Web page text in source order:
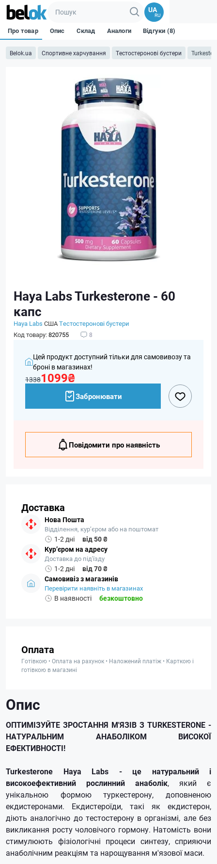
UA
RU
Belok.ua Спортивне харчування Тестостеронові бустери
Про товар Опис Склад Аналоги Відгуки (8)
Haya Labs Turkesterone - 60
капс
Haya Labs СШАТестостеронові бустери
Код товару:820755 8
Цей продукт доступний тільки для самовивозу та
броні в магазинах!
13381099₴
Забронювати
Повідомити про наявність
Доставка
Нова Пошта
Відділення, кур’єром або на поштомат
1-2 дні
від 50 ₴
Кур’єром на адресу
Доставка до під'їзду
1-2 дні
від 70 ₴
Самовивіз з магазинів
Перевірити наявніть в магазинах
В наявності безкоштовно
Оплата
Готівкою • Оплата на рахунок • Наложений платіж • Карткою і
готівкою в магазині
Опис
ОПТИМІЗУЙТЕ ЗРОСТАННЯ М'ЯЗІВ З TURKESTERONE -
НАТУРАЛЬНИМ АНАБОЛІКОМ ВИСОКОЇ
ЕФЕКТИВНОСТІ!
Turkesterone Haya Labs - це натуральний і
високоефективний рослинний анаболік, який є
унікальною формою туркестерону, доповненою
екдистеронами. Екдистероїди, такі як екдистерон,
діють аналогічно до тестостерону в організмі, але без
викликання росту чоловічого гормону. Натомість вони
стимулюють фізіологічні процеси синтезу, сприяючи
анаболічним реакціям та нарощування м'язової маси.